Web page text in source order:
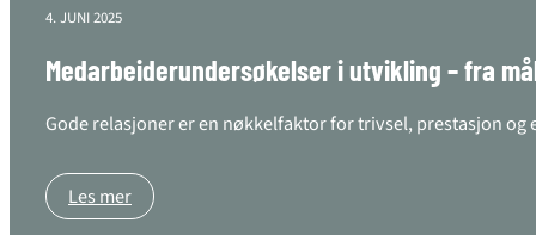
4. JUNI 2025
Medarbeiderundersøkelser i utvikling – fra
Gode relasjoner er en nøkkelfaktor for trivsel, prestasjon
Les mer